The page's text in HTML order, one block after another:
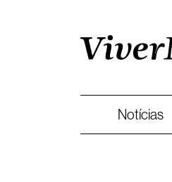
Notícias